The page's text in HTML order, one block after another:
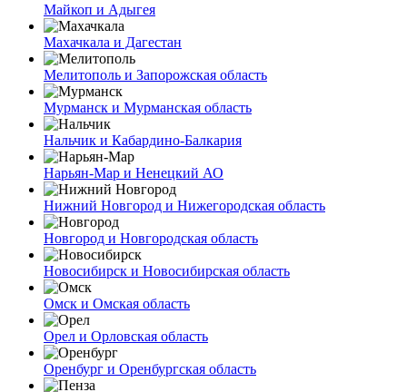
Майкоп и Адыгея
Махачкала и Дагестан
Мелитополь и Запорожская область
Мурманск и Мурманская область
Нальчик и Кабардино-Балкария
Нарьян-Мар и Ненецкий АО
Нижний Новгород и Нижегородская область
Новгород и Новгородская область
Новосибирск и Новосибирская область
Омск и Омская область
Орел и Орловская область
Оренбург и Оренбургская область